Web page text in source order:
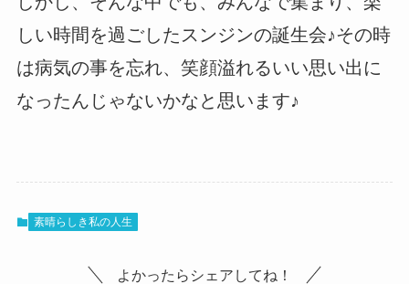
しい時間を過ごしたスンジンの誕生会♪その時
は病気の事を忘れ、笑顔溢れるいい思い出に
なったんじゃないかなと思います♪
素晴らしき私の人生
よかったらシェアしてね！